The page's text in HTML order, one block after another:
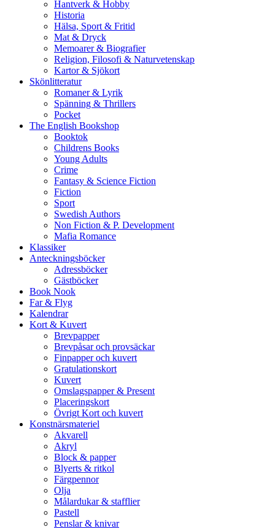
Hantverk & Hobby
Historia
Hälsa, Sport & Fritid
Mat & Dryck
Memoarer & Biografier
Religion, Filosofi & Naturvetenskap
Kartor & Sjökort
Skönlitteratur
Romaner & Lyrik
Spänning & Thrillers
Pocket
The English Bookshop
Booktok
Childrens Books
Young Adults
Crime
Fantasy & Science Fiction
Fiction
Sport
Swedish Authors
Non Fiction & P. Development
Mafia Romance
Klassiker
Anteckningsböcker
Adressböcker
Gästböcker
Book Nook
Far & Flyg
Kalendrar
Kort & Kuvert
Brevpapper
Brevpåsar och provsäckar
Finpapper och kuvert
Gratulationskort
Kuvert
Omslagspapper & Present
Placeringskort
Övrigt Kort och kuvert
Konstnärsmateriel
Akvarell
Akryl
Block & papper
Blyerts & ritkol
Färgpennor
Olja
Målardukar & stafflier
Pastell
Penslar & knivar